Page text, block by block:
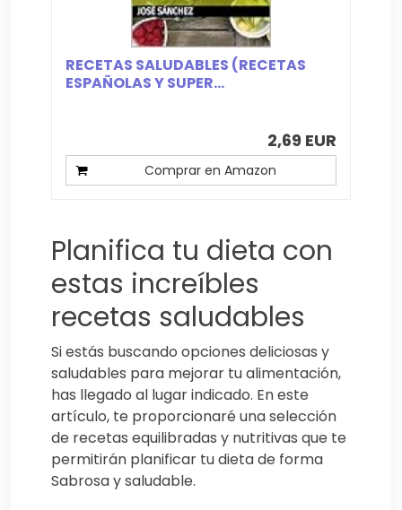
RECETAS SALUDABLES (RECETAS
ESPAÑOLAS Y SUPER...
2,69 EUR
Comprar en Amazon
Planifica tu dieta con
estas increíbles
recetas saludables
Si estás buscando opciones deliciosas y
saludables para mejorar tu alimentación,
has llegado al lugar indicado. En este
artículo, te proporcionaré una selección
de recetas equilibradas y nutritivas que te
permitirán planificar tu dieta de forma
Sabrosa y saludable.